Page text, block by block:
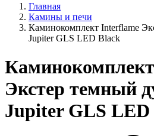
Главная
Камины и печи
Каминокомплект Interflame
Jupiter GLS LED Black
Экстер темный
Jupiter GLS LED